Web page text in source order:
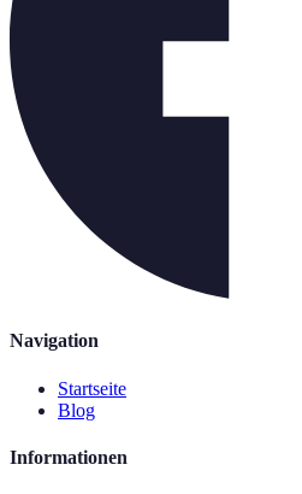
Navigation
Startseite
Blog
Informationen